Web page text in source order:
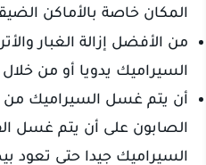
المكان خاصة بالأماكن
من الأفضل إزالة الغبار
السيراميك يدويا أو من خلال
أن يتم غسل السيراميك من
الصابون على أن يتم غسل
السيراميك جيدا حتى تعود